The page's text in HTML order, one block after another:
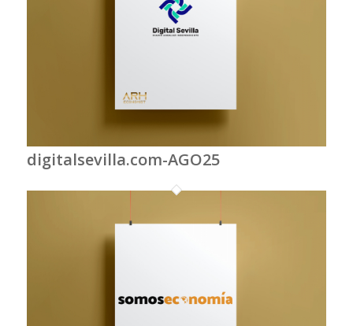
digitalsevilla.com-AGO25